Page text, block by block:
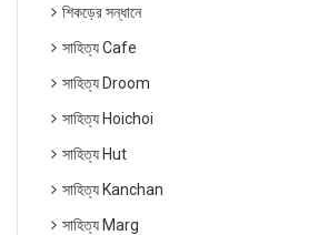
শিকড়ের সন্ধানে
সাহিত্য Cafe
সাহিত্য Droom
সাহিত্য Hoichoi
সাহিত্য Hut
সাহিত্য Kanchan
সাহিত্য Marg